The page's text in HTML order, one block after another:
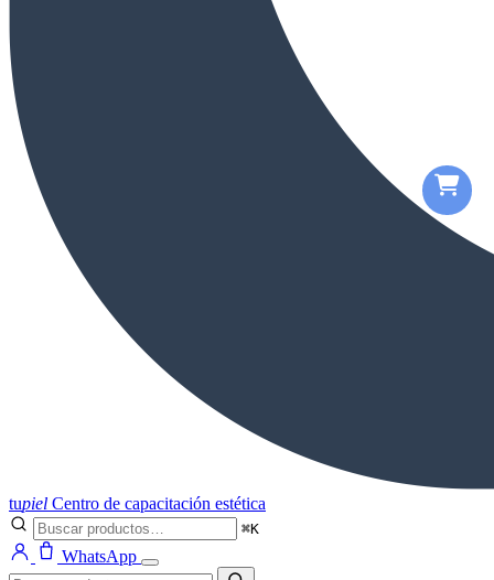
tupiel Centro de capacitación estética
⌘K
WhatsApp